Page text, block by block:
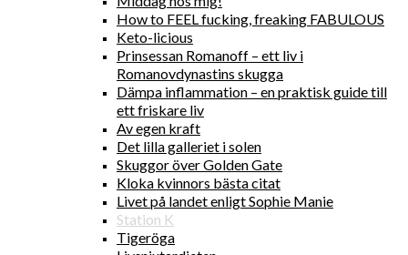
How to FEEL fucking, freaking FABULOUS
Keto-licious
Prinsessan Romanoff – ett liv i
Romanovdynastins skugga
Dämpa inflammation – en praktisk guide till
ett friskare liv
Av egen kraft
Det lilla galleriet i solen
Skuggor över Golden Gate
Kloka kvinnors bästa citat
Livet på landet enligt Sophie Manie
Station K
Tigeröga